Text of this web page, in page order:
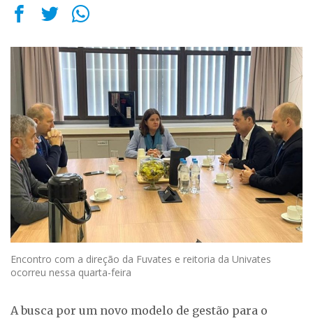
Encontro com a direção da Fuvates e reitoria da Univates
ocorreu nessa quarta-feira
A busca por um novo modelo de gestão para o